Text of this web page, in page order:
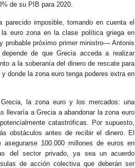
de su PIB para 2020.
imposible, tomando en cuenta el
euro zona en la clase política griega en
próximo primer ministro— Antonis
de que Grecia acceda a realizar
a la soberanía del dinero de rescate para
donde la zona euro tenga poderes extra en
la zona euro y los mercados: una
llevaría a Grecia a abandonar la zona euro
catastróficas. Por supuesto,
obstáculos antes de recibir el dinero. El
100.000 millones de euros en
del sector privado, ya sea un acuerdo
de acción colectiva que deberán ser